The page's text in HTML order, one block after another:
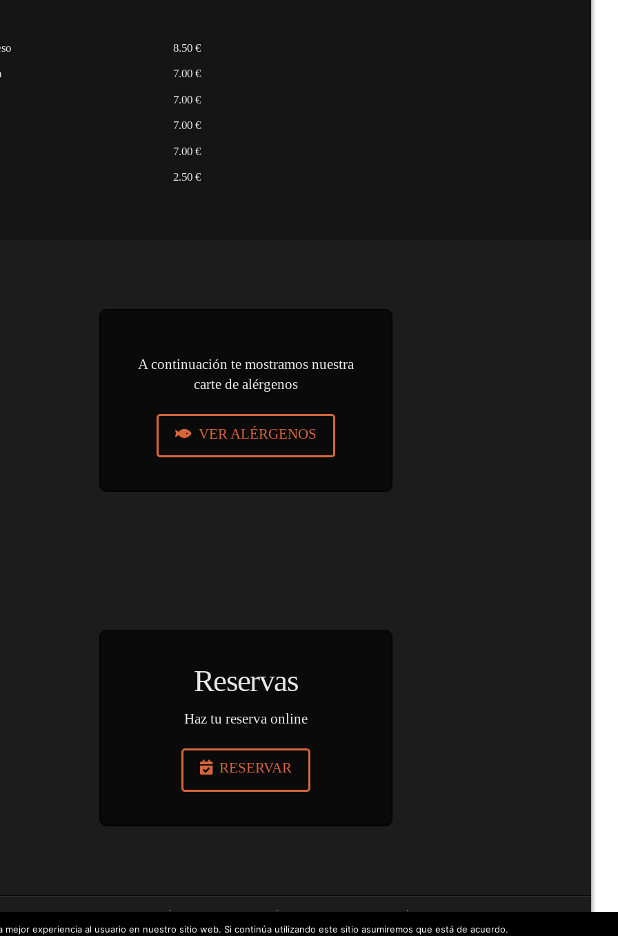
8.50 €
7.00 €
7.00 €
7.00 €
7.00 €
2.50 €
A continuación te mostramos nuestra
carte de alérgenos
VER ALÉRGENOS
Reservas
Haz tu reserva online
RESERVAR
RESERVA TU MESA CARTA MENÚ «EXPERIENCIA» MENÚ «HOMENAJE» LOCALIZACIÓN CONTACTO
mejor experiencia al usuario en nuestro sitio web. Si continúa utilizando este sitio asumiremos que está de acuerdo.